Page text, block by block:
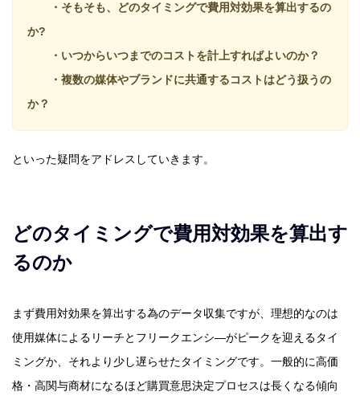
・そもそも、どのタイミングで費用対効果を算出するの
か?
・いつからいつまでのコストを計上すればよいのか？
・複数の媒体やブランドに共通するコストはどう扱うの
か？
といった疑問をアドレスしていきます。
どのタイミングで費用対効果を算出す
るのか
まず費用対効果を算出する為のデータ収集ですが、理想的なのは
使用媒体によるリーチとフリークエンシ―がピークを迎えるタイ
ミングか、それより少し遅らせたタイミングです。一般的に高価
格・高関与商材になるほど購買意思決定プロセスは長くなる傾向